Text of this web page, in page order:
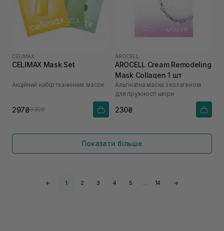
CELIMAX
CELIMAX Mask Set
Акційний набір тканинних масок
297₴330₴
AROCELL
AROCELL Cream Remodeling
Mask Collagen 1 шт
Альгінатна маска з колагеном
для пружності шкіри
230₴
Показати більше
← 1 2 3 4 5 … 14 →